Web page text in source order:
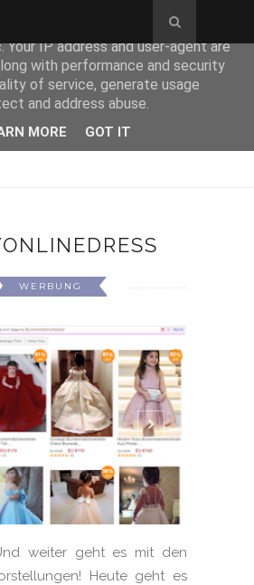
WERBUNG
weiter geht es mit den
Heute geht es
from Google to deliver its services
IP address and user-agent are
with performance and security
of service, generate usage
and address abuse.
MORE GOT IT